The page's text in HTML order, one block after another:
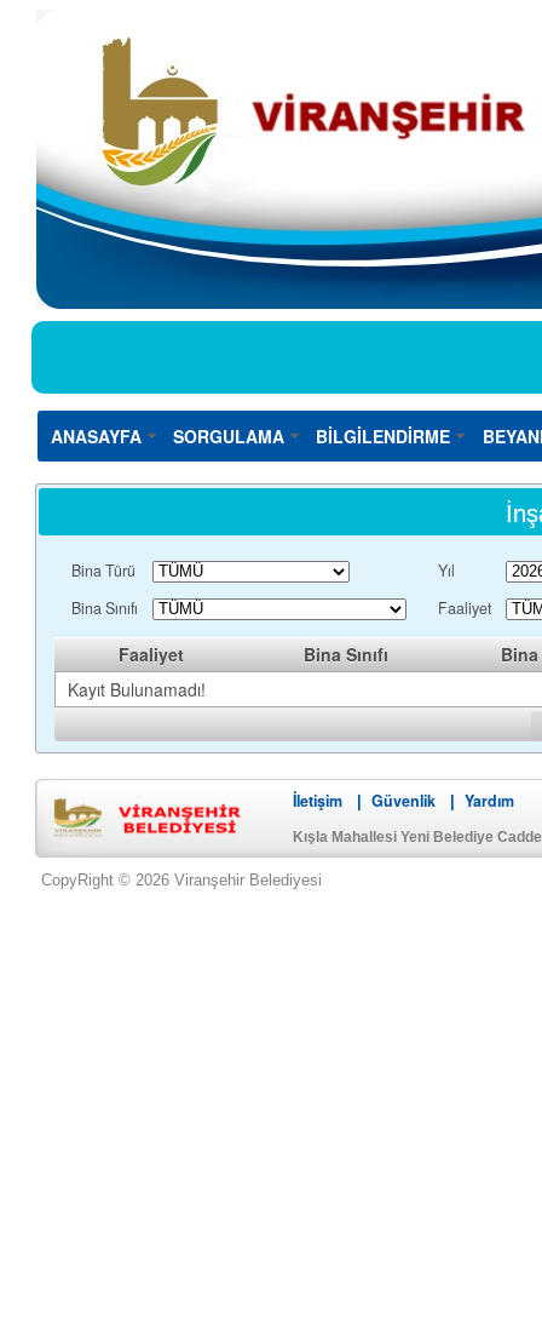
ANASAYFA SORGULAMA BİLGİLENDİRME
Bina Türü
Bina Sınıfı
Yıl
Faaliyet
Faaliyet Bina Sınıfı
Kayıt Bulunamadı!
İletişim Güvenlik Yardım
Kışla Mahallesi Yeni Belediye
CopyRight © 2026 Viranşehir Belediyesi